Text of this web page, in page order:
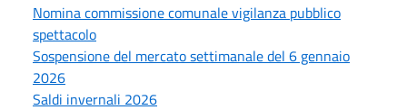
Nomina commissione comunale vigilanza pubblico
spettacolo
Sospensione del mercato settimanale del 6 gennaio
2026
Saldi invernali 2026